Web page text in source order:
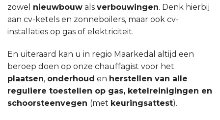
zowel nieuwbouw als verbouwingen. Denk hierbij
aan cv-ketels en zonneboilers, maar ook cv-
installaties op gas of elektriciteit.
En uiteraard kan u in regio Maarkedal altijd een
beroep doen op onze chauffagist voor het
plaatsen, onderhoud en herstellen van alle
reguliere toestellen op gas, ketelreinigingen en
schoorsteenvegen (met keuringsattest).